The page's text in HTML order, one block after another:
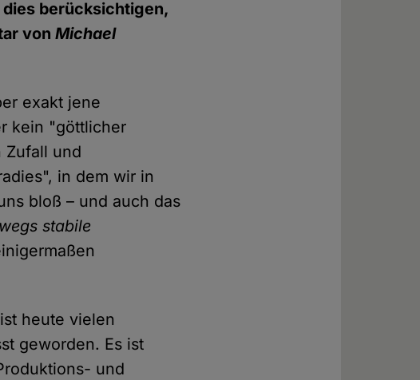
berücksichtigen,
vonMichael
exakt jene
kein "göttlicher
Zufall und
in dem wir in
bloß – und auch das
stabile
heute vielen
geworden. Es ist
und